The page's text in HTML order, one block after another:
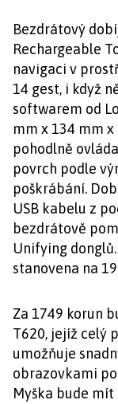
Bezdrátový
Rechargeable
navigaci v
14 gest, i když
softwarem od
mm x 134 mm
pohodlně
povrch podle
poškrábání.
USB kabelu z
bezdrátově
Unifying
stanovena na
Za 1749 korun
T620, jejíž celý
umožňuje
obrazovkami
Myška bude mít